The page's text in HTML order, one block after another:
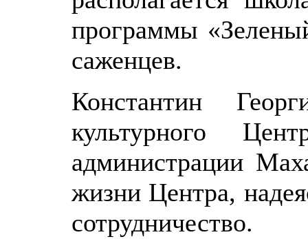
программы
саженцев.
Константин
культурного
администрации
жизни Центра,
сотрудничество.